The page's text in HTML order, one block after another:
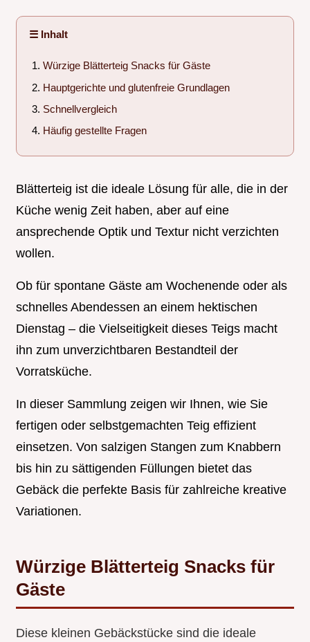
☰ Inhalt
Würzige Blätterteig Snacks für Gäste
Hauptgerichte und glutenfreie Grundlagen
Schnellvergleich
Häufig gestellte Fragen
Blätterteig ist die ideale Lösung für alle, die in der
Küche wenig Zeit haben, aber auf eine
ansprechende Optik und Textur nicht verzichten
wollen.
Ob für spontane Gäste am Wochenende oder als
schnelles Abendessen an einem hektischen
Dienstag – die Vielseitigkeit dieses Teigs macht
ihn zum unverzichtbaren Bestandteil der
Vorratsküche.
In dieser Sammlung zeigen wir Ihnen, wie Sie
fertigen oder selbstgemachten Teig effizient
einsetzen. Von salzigen Stangen zum Knabbern
bis hin zu sättigenden Füllungen bietet das
Gebäck die perfekte Basis für zahlreiche kreative
Variationen.
Würzige Blätterteig Snacks für
Gäste
Diese kleinen Gebäckstücke sind die ideale